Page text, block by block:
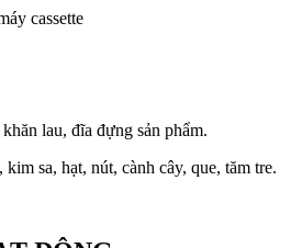
cassette
lau, đĩa đựng sản phẩm.
sa, hạt, nút, cành cây, que, tăm tre.